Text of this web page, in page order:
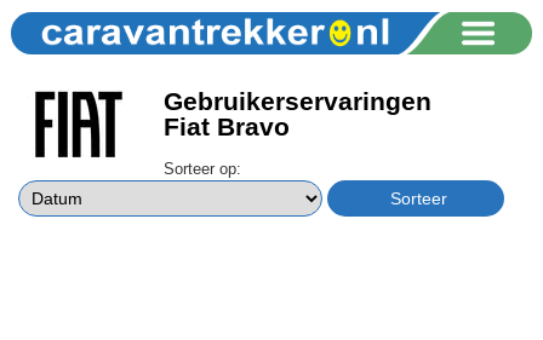
Gebruikerservaringen
Fiat Bravo
Sorteer op: